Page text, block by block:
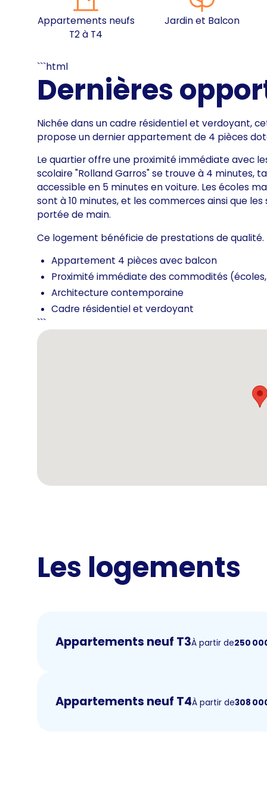
Appartements neufs
T2 à T4
Jardin et Balcon
```html
Dernières
Nichée dans un cadre résidentiel et verdoyant,
propose un dernier appartement de 4 pièces
Le quartier offre une proximité immédiate avec
scolaire "Rolland Garros" se trouve à 4 minutes,
accessible en 5 minutes en voiture. Les écoles
sont à 10 minutes, et les commerces ainsi que
portée de main.
Ce logement bénéficie de prestations de qualité.
Appartement 4 pièces avec balcon
Proximité immédiate des commodités
Architecture contemporaine
Cadre résidentiel et verdoyant
```
Les logements
Appartements neuf T3À partir de250
Appartements neuf T4À partir de308